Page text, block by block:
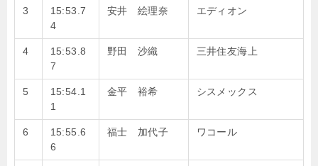
3
15:53.7
4
安井 絵理奈 エディオン
4
15:53.8
7
野田 沙織 三井住友海上
5
15:54.1
1
金平 裕希 シスメックス
6
15:55.6
6
福士 加代子 ワコール